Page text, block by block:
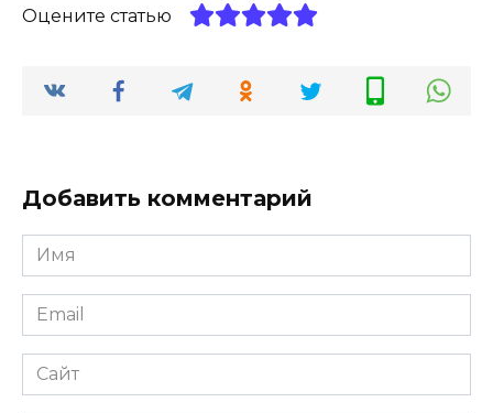
Оцените статью
Добавить комментарий
Имя
Email
Сайт